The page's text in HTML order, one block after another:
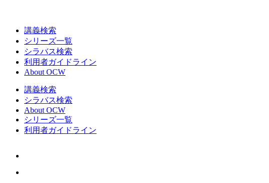
講義検索
シリーズ一覧
シラバス検索
利用者ガイドライン
About OCW
講義検索
シラバス検索
About OCW
シリーズ一覧
利用者ガイドライン